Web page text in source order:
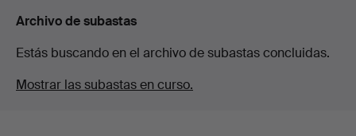
Archivo de subastas
Estás buscando en el archivo de subastas concluidas.
Mostrar las subastas en curso.